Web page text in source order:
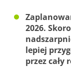
2026.
lepiej
przez cały